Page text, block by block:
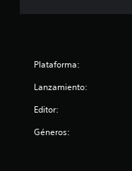
Plataforma:
Lanzamiento:
Editor:
Géneros: